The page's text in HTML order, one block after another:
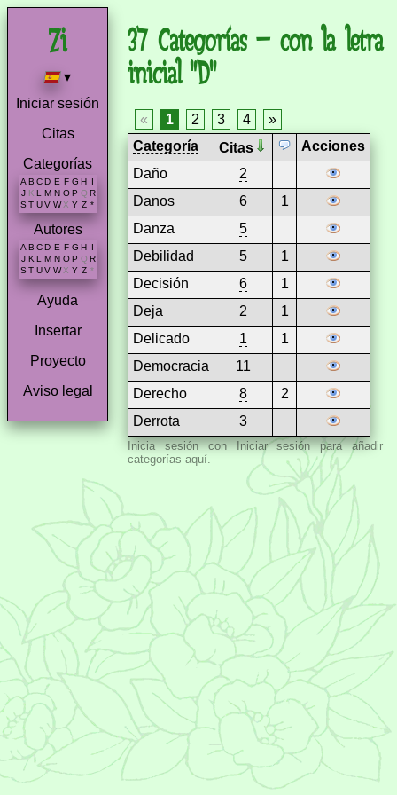
▾
Iniciar sesión
Citas
Categorías
A B C D E F G H I
J K L M N O P Q R
S T U V W X Y Z *
Autores
A B C D E F G H
J K L M N O P Q R
S T U V W X Y Z *
Ayuda
Insertar
Proyecto
Aviso legal
37 Categorías – con la letra
inicial "D"
« 1 2 3 4
»
Categoría
Citas
Acciones
Daño
2
Danos
6
1
Danza
5
Debilidad
5
1
Decisión
6
1
Deja
2
1
Delicado
1
1
Democracia
11
Derecho
8
2
Derrota
3
Inicia sesión conIniciar sesiónpara añadir
categorías aquí.